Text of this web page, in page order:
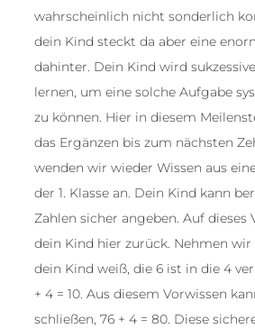
wahrscheinlich nicht sonderlich
dein Kind steckt da aber eine
dahinter. Dein Kind wird
lernen, um eine solche Aufgabe
zu können. Hier in diesem
das Ergänzen bis zum nächsten
wenden wir wieder Wissen aus
der 1. Klasse an. Dein Kind kann
Zahlen sicher angeben. Auf dieses
dein Kind hier zurück. Nehmen wir
dein Kind weiß, die 6 ist in die 4
+ 4 = 10. Aus diesem Vorwissen
schließen, 76 + 4 = 80. Diese